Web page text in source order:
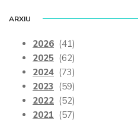
ARXIU
2026 (41)
2025 (62)
2024 (73)
2023 (59)
2022 (52)
2021 (57)